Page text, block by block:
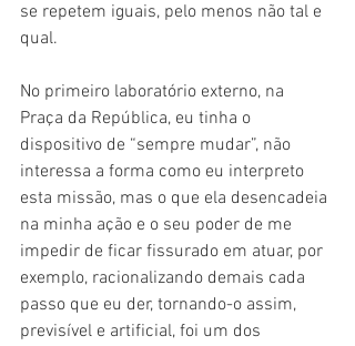
se repetem iguais, pelo menos não tal e
qual.
No primeiro laboratório externo, na
Praça da República, eu tinha o
dispositivo de “sempre mudar”, não
interessa a forma como eu interpreto
esta missão, mas o que ela desencadeia
na minha ação e o seu poder de me
impedir de ficar fissurado em atuar, por
exemplo, racionalizando demais cada
passo que eu der, tornando-o assim,
previsível e artificial, foi um dos